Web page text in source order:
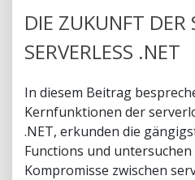
DIE ZUKUNFT
SERVERLESS .NET
In diesem Beitrag
Kernfunktionen der
.NET, erkunden die
Functions und
Kompromisse zwischen